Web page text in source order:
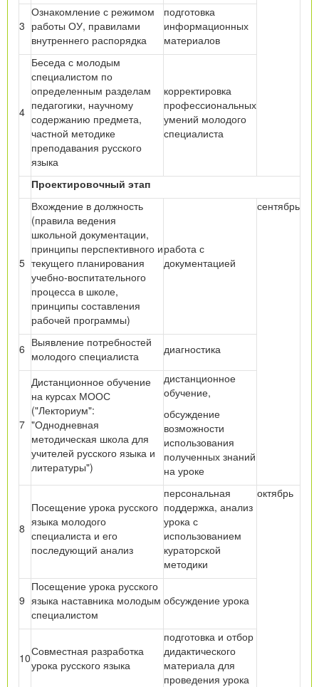
3
Ознакомление с режимом
работы ОУ, правилами
внутреннего распорядка
подготовка
информационных
материалов
4
Беседа с молодым
специалистом по
определенным разделам
педагогики, научному
содержанию предмета,
частной методике
преподавания русского
языка
корректировка
профессиональных
умений молодого
специалиста
Проектировочный этап
5
Вхождение в должность
(правила ведения
школьной документации,
принципы перспективного и
текущего планирования
учебно-воспитательного
процесса в школе,
принципы составления
рабочей программы)
работа с
документацией
сентябрь
6 Выявление потребностей
молодого специалиста
диагностика
7
Дистанционное обучение
на курсах МООС
("Лекториум":
"Однодневная
методическая школа для
учителей русского языка и
литературы")
дистанционное
обучение,
обсуждение
возможности
использования
полученных знаний
на уроке
8
Посещение урока русского
языка молодого
специалиста и его
последующий анализ
персональная
поддержка, анализ
урока с
использованием
кураторской
методики
октябрь
9
Посещение урока русского
языка наставника молодым
специалистом
обсуждение урока
10Совместная разработка
урока русского языка
подготовка и отбор
дидактического
материала для
проведения урока